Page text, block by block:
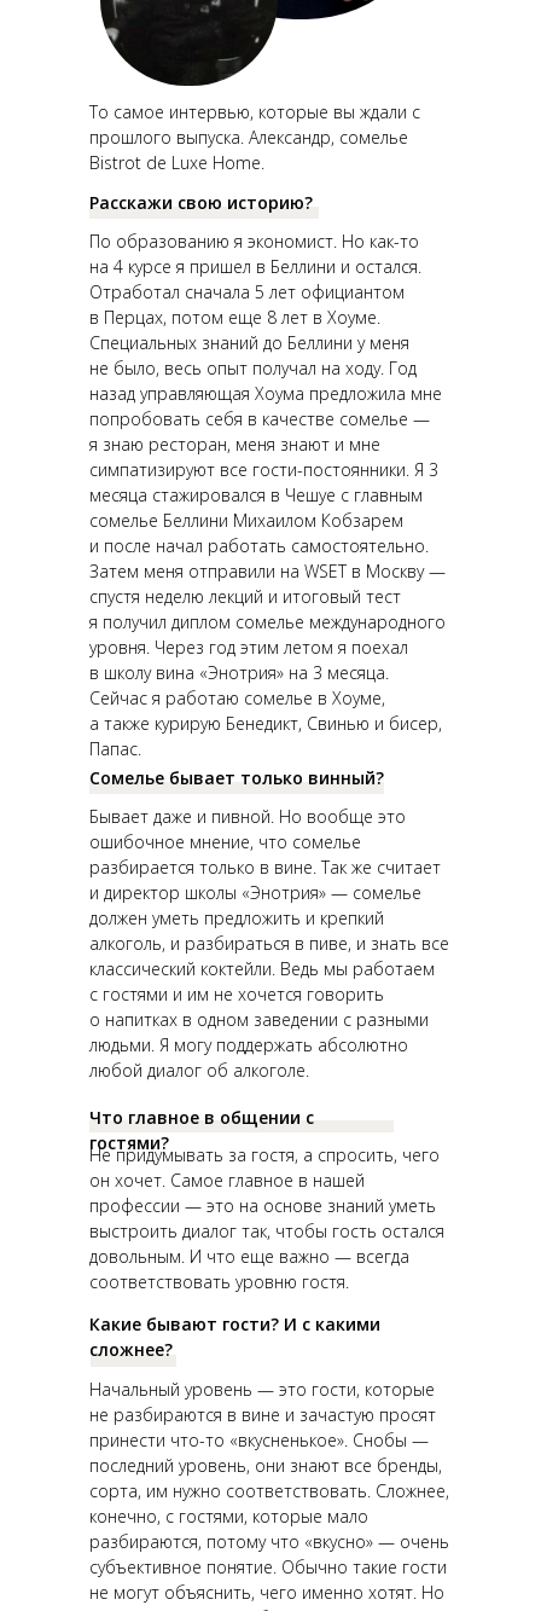
Не придумывать за гостя, а спросить, чего
он хочет. Самое главное в нашей
профессии — это на основе знаний уметь
выстроить диалог так, чтобы гость остался
довольным. И что еще важно — всегда
соответствовать уровню гостя.
Сомелье бывает только винный?
То самое интервью, которые вы ждали с
прошлого выпуска. Александр, сомелье
Bistrot de Luxe Home.
Расскажи свою историю?
Какие бывают гости? И с какими
сложнее?
Что главное в общении с
гостями?
Бывает даже и пивной. Но вообще это
ошибочное мнение, что сомелье
разбирается только в вине. Так же считает
и директор школы «Энотрия» — сомелье
должен уметь предложить и крепкий
алкоголь, и разбираться в пиве, и знать все
классический коктейли. Ведь мы работаем
с гостями и им не хочется говорить
о напитках в одном заведении с разными
людьми. Я могу поддержать абсолютно
любой диалог об алкоголе.
По образованию я экономист. Но как-то
на 4 курсе я пришел в Беллини и остался.
Отработал сначала 5 лет официантом
в Перцах, потом еще 8 лет в Хоуме.
Специальных знаний до Беллини у меня
не было, весь опыт получал на ходу. Год
назад управляющая Хоума предложила мне
попробовать себя в качестве сомелье —
я знаю ресторан, меня знают и мне
симпатизируют все гости-постоянники. Я 3
месяца стажировался в Чешуе с главным
сомелье Беллини Михаилом Кобзарем
и после начал работать самостоятельно.
Затем меня отправили на WSET в Москву —
спустя неделю лекций и итоговый тест
я получил диплом сомелье международного
уровня. Через год этим летом я поехал
в школу вина «Энотрия» на 3 месяца.
Сейчас я работаю сомелье в Хоуме,
а также курирую Бенедикт, Свинью и бисер,
Папас.
Начальный уровень — это гости, которые
не разбираются в вине и зачастую просят
принести что-то «вкусненькое». Снобы —
последний уровень, они знают все бренды,
сорта, им нужно соответствовать. Сложнее,
конечно, с гостями, которые мало
разбираются, потому что «вкусно» — очень
субъективное понятие. Обычно такие гости
не могут объяснить, чего именно хотят. Но